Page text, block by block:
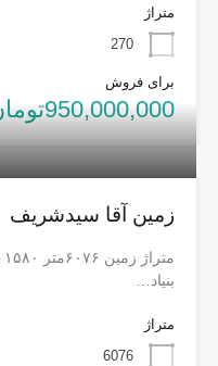
متراژ
270
برای فروش
950,000,000تومان
زمین آقا سیدشریف
بنیاد…
متراژ
6076